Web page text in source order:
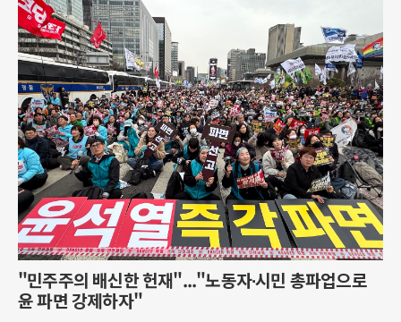
"민주주의 배신한 헌재"..."노동자∙시민 총파업으로
윤 파면 강제하자"